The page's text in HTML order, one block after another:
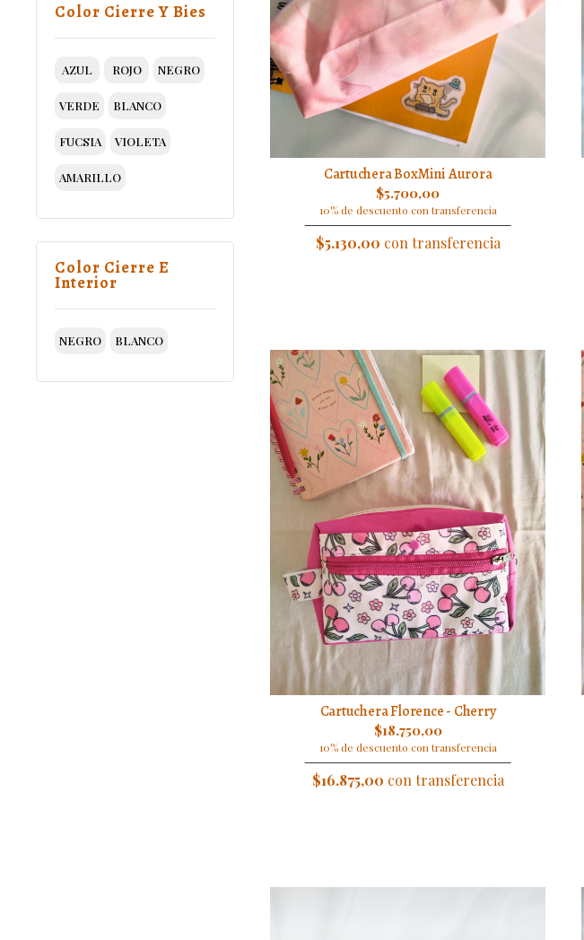
Color Cierre Y Bies
AZUL ROJO NEGRO
VERDE BLANCO
FUCSIA VIOLETA
AMARILLO
Color Cierre E
Interior
NEGRO BLANCO
Cartuchera BoxMini Aurora
$5.700,00
10% de descuento con transferencia
$5.130,00 con transferencia
Cartuchera Florence - Cherry
$18.750,00
10% de descuento con transferencia
$16.875,00 con transferencia